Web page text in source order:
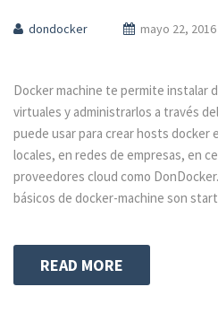
dondocker mayo 22, 2016
Docker machine te permite instalar
virtuales y administrarlos a través
puede usar para crear hosts
locales, en redes de empresas, en
proveedores cloud como
básicos de docker-machine son
READ MORE